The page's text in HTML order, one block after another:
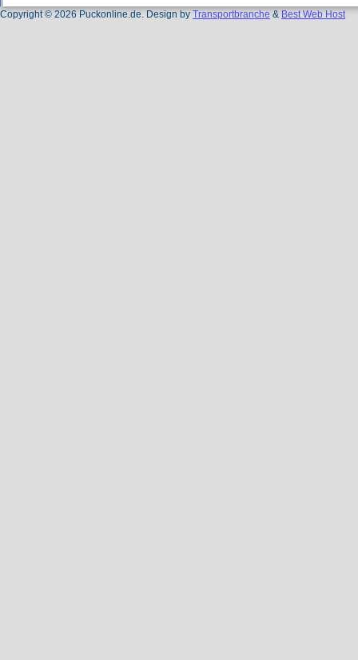
Copyright © 2026 Puckonline.de. Design by Transportbranche & Best Web Host